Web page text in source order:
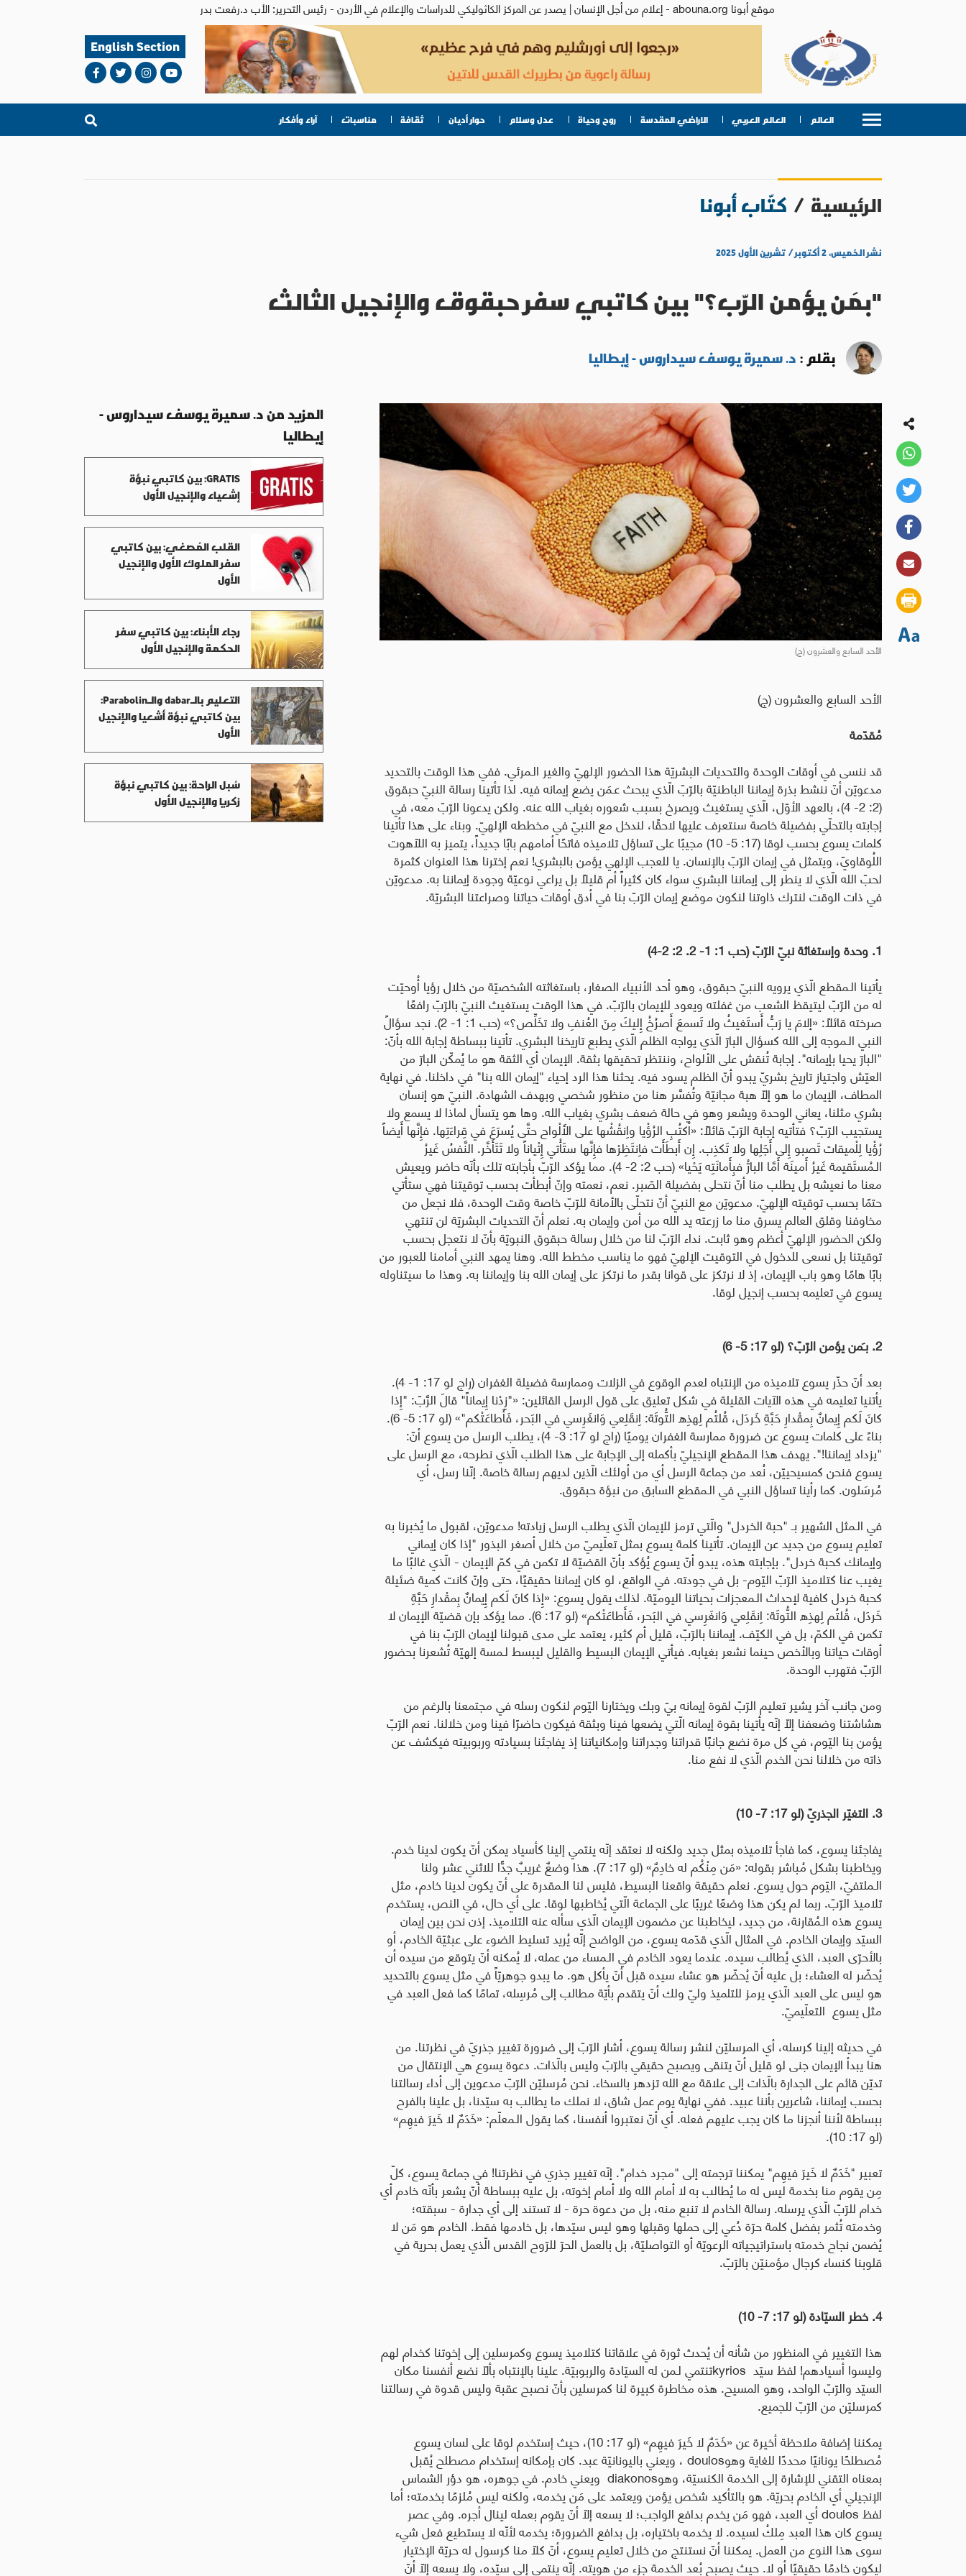
موقع أبونا abouna.org - إعلام من أجل الإنسان | يصدر عن المركز الكاثوليكي للدراسات والإعلام في الأردن - رئيس التحرير: الأب د.رفعت بدر
English Section
العالم العالم العربي الاراضي المقدسة روح وحياة عدل وسلام حوار أديان ثقافة مناسبات آراء وأفكار
الرئيسية / كتّاب أبونا
نشر الخميس، ٢ أكتوبر / تشرين الأول ٢٠٢٥
"بمَن يؤمن الرّب؟" بين كاتبي سفر حبقوق والإنجيل الثالث
بقلم :د. سميرة يوسف سيداروس - إيطاليا
الأحد السابع والعشرون (ج)
الأحد السابع والعشرون (ج)
مُقدّمة
قد ننسى في أوقات الوحدة والتحديات البشريّة هذا الحضور الإلهيّ والغير الـمرئي. ففي هذا الوقت بالتحديد
مدعويّن أنّ ننشط بذرة إيماننا الباطنيّة بالرّبّ الّذي يبحث عـمَن يضع إيمانه فيه. لذا تأتينا رسالة النبيّ حبقوق
(2: 2- 4)، بالعهد الأوّل، الّذي يستغيث ويصرخ بسبب شعوره بغياب الله عنه. ولكن يدعونا الرّبّ معه، في
إجابته بالتحلّي بفضيلة خاصة سنتعرف عليها لاحقًا، لندخل مع النبيّ في مخططه الإلهيّ. وبناء على هذا تأتينا
كلمات يسوع بحسب لوقا (17: 5- 10) مجيبًا على تساؤل تلاميذه فاتحًا أمامهم بابًا جديداً، يتميز به اللّاهوت
اللُوقاويّ، ويتمثل في إيمان الرّبّ بالإنسان. يا للعجب الإلهي يؤمن بالبشري! نعم إخترنا هذا العنوان كثمرة
لحبّ الله الّذي لا ينطر إلى إيماننا البشري سواء كان كثيراً أم قليلاً بل يراعي نوعيّة وجودة إيماننا به. مدعويّن
في ذات الوقت لنترك ذاوتنا لنكون موضع إيمان الرّبّ بنا في أدق أوقات حياتنا وصراعتنا البشريّة.
1. وحدة وإستغاثة نبيّ الرّبّ (حب 1: 1- 2. 2: 2-4)
يأتينا الـمقطع الّذي يرويه النبيّ حبقوق، وهو أحد الأنبياء الصغار، باستغاثته الشخصيّة من خلال رؤيا أُوحيّت
له من الرّبّ ليتيقظ الشعب من غفلته ويعود للإيمان بالرّبّ. في هذا الوقت يستغيث النبيّ بالرّبّ رافعًا
صرخته قائلاً: «إلامَ يا رَبُّ أَستَغيثُ ولا تَسمعَ أَصرُخُ إِليكَ مِنَ العُنفِ ولا تخَلِّص؟» (حب 1: 1- 2). نجد سؤالً
النبي الـموجه إلى الله كسؤال البارّ الّذي يواجه الظلم الّذي يطبع تاريخنا البشري. تأتينا ببساطة إجابة الله بأنّ:
"البارّ يحيا بإيمانه". إجابة تُنقش على الألواح، وننتظر تحقيقها بثقة. الإيمان أي الثقة هو ما يُمكّن البارّ من
العيّش واجتياز تاريخ بشريّ يبدو أنّ الظلم يسود فيه. يحثنا هذا الرد إحياء "إيمان الله بنا" في داخلنا. في نهاية
المطاف، الإيمان ما هو إلّا هبة مجانيّة وتُفسَّر هنا من منظور شخصي وبهدف الشهادة. النبيّ هو إنسان
بشري مثلنا، يعاني الوحدة ويشعر وهو في حالة ضعف بشري بغياب الله. وها هو يتسأل لماذا لا يسمع ولا
يستجيب الرّبّ؟ فتأتيه إجابة الرّبّ قائلاً: «اُكتُبِ الرُؤْيا واِنقُشْها على الأَلْواح حتَّى يُسرَعَ في قِراءَتِها. فإِنَّها أَيضاً
رُؤْيا لِلْميقات تَصبو إِلى أَجَلِها ولا تَكذِب. إِن أَبطَأَت فاِنتَظِرْها فإِنَّها ستَأْتي إِتْياناً ولا تَتَأَخَّر. النَّفسُ غَيرُ
الـمُستَقيمة غَيرُ أَمينَة أَمَّا البارُّ فبِأَمانَتِه يَحْيا» (حب 2: 2- 4). مما يؤكد الرّبّ بأجابته تلك بأنّه حاضر ويعيش
معنا ما نعيشه بل يطلب منا أنّ نتحلى بفضيلة الصّبر. نعم، نعمته وإنّ أبطأت بحسب توقيتنا فهي ستأتي
حتمًا بحسب توقيته الإلهيّ. مدعويّن مع النبيّ أنّ نتحلّى بالأمانة للرّبّ خاصة وقت الوحدة، فلا نجعل من
مخاوفنا وقلق العالم يسرق منا ما زرعته يد الله من أمن وإيمان به. نعلم أنّ التحديات البشريّة لن تنتهي
ولكن الحضور الإلهيّ أعظم وهو ثابت. نداء الرّبّ لنا من خلال رسالة حبقوق النبويّة بأنّ لا نتعجل بحسب
توقيتنا بل نسعى للدخول في التوقيت الإلهيّ فهو ما يناسب مخطط الله. وهنا يمهد النبي أمامنا للعبور من
بابًا هامًا وهو باب الإيمان، إذ لا نرتكز على قوانا بقدر ما نرتكز على إيمان الله بنا وإيماننا به. وهذا ما سيتناوله
يسوع في تعليمه بحسب إنجيل لوقا.
2. بـَمن يؤمن الرّبّ؟ (لو 17: 5- 6)
بعد أنّ حذّر يسوع تلاميذه من الإنتباه لعدم الوقوع في الزلات وممارسة فضيلة الغفران (راج لو 17: 1- 4).
يأتنيا تعليمه في هذه الآيات القليلة في شكل تعليق على قول الرسل القائلين: «"زِدْنا إِيماناً" قالَ الرَّبّ: "إِذا
كانَ لَكم إِيمانٌ بِمقْدارِ حَبَّةِ خَردَل، قُلتُم لِهذِه التُّوتَة: اِنقَلِعي وَانغَرِسي في البَحر، فَأَطاعَتْكم"» (لو 17: 5- 6).
بناءً على كلمات يسوع عن ضرورة ممارسة الغفران يوميًا (راج لو 17: 3- 4)، يطلب الرسل من يسوع أنّ:
"يزداد إيماننا!". يهدف هذا الـمقطع الإنجيليّ بأكمله إلى الإجابة على هذا الطلب الّذي نطرحه، مع الرسل على
يسوع فنحن كمسيحييّن، نُعد من جماعة الرسل أي من أولئك الّذين لديهم رسالة خاصة. إنّنا رسل، أي
مُرسَلون. كما رأينا تساؤل النبي في الـمقطع السابق من نبؤة حبقوق.
في الـمثل الشهير بـ "حبة الخردل" والّتي ترمز للإيمان الّذي يطلب الرسل زيادته! مدعويّن، لقبول ما يُخبرنا به
تعليم يسوع من جديد عن الإيمان. تأتينا كلمة يسوع بمثل تعلّيميّ من خلال أصغر البذور "إذا كان إيماني
وإيمانك كحبة خردل". بإجابته هذه، يبدو أنّ يسوع يُؤكد بأنّ القضيّة لا تكمن في كمّ الإيمان - الّذي غالبًا ما
يغيب عنا كتلاميذ الرّبّ اليّوم- بل في جودته. في الواقع، لو كان إيماننا حقيقيًا، حتى وإنّ كانت كمية ضئيلة
كحبة خردل كافية لإحداث الـمعجزات بحياتنا اليوميّة. لذلك يقول يسوع: «إِذا كانَ لَكم إِيمانٌ بِمقْدارِ حَبَّةِ
خَردَل، قُلتُم لِهذِه التُّوتَة: اِنقَلِعي وَانغَرِسي في البَحر، فَأَطاعَتْكم» (لو 17: 6). مما يؤكد بإن قضيّة الإيمان لا
تكمن في الكمّ، بل في الكيّف. إيماننا بالرّبّ، قليل أم كثير، يعتمد على مدى قبولنا لإيمان الرّبّ بنا في
أوقات حياتنا وبالأخص حينما نشعر بغيابه. فيأتي الإيمان البسيط والقليل ليبسط لـمسة إلهيّة تُشعرنا بحضور
الرّبّ فتهرب الوحدة.
ومن جانب آخر يشير تعليم الرّبّ لقوة إيمانه بيّ وبك ويختارنا اليّوم لنكون رسله في مجتمعنا بالرغم من
هشاشتنا وضعفنا إلّا إنّه يأتينا بقوة إيمانه الّتي يضعها فينا وبثقة فيكون حاضرًا فينا ومن خلالنا. نعم الرّبّ
يؤمن بنا اليّوم، في كل مرة نضع جانبًا قدراتنا وجدراتنا وإمكانياتنا إذ يفاجئنا بسيادته وربوبيته فيكشف عن
ذاته من خلالنا نحن الخدم الّذي لا نفع منا.
3. التغيّر الجذريّ (لو 17: 7- 10)
يفاجئنا يسوع، كما فاجأ تلاميذه بمثل جديد ولكنه لا نعتقد إنّه ينتمي إلينا كأسياد يمكن أنّ يكون لدينا خدم.
ويخاطبنا بشكل مُباشر بقوله: «مَن مِنْكُم له خادِمٌ» (لو 17: 7). هذا وضعٌ غريبٌ جدًّا للاثني عشر ولنا
الـملتفيّ، اليّوم حول يسوع. نعلم حقيقة واقعنا البسيط، فليس لنا الـمقدرة على أنّ يكون لدينا خادم، مثل
تلاميذ الرّبّ. ربما لم يكن هذا وضعًا غريبًا على الجماعة الّتي يُخاطبها لوقا. على أي حال، في النص، يستخدم
يسوع هذه الـمُقارنة، من جديد، ليخاطبنا عن مضمون الإيمان الّذي سأله عنه التلاميذ. إذن نحن بين إيمان
السيّد وإيمان الخادم. في المثال الّذي قدّمه يسوع، من الواضح إنّه يُريد تسليط الضوء على عبثيّة الخادم، أو
بالأحرّى العبد، الذي يُطالب سيده. عندما يعود الخادم في الـمساء من عمله، لا يُمكنه أنّ يتوقع من سيده أن
يُحضّر له العشاء؛ بل عليه أنّ يُحضّر هو عشاء سيده قبل أنّ يأكل هو. ما يبدو جوهريّاً في مثل يسوع بالتحديد
هو ليس على العبد الّذي يرمز للتلميذ وليّ ولك أنّ يتقدم بأيّة مطالب إلى مُرسِله، تمامًا كما فعل العبد في
مثل يسوع التعلّيميّ.
في حديثه إلينا كرسله، أي المرسليّن لنشر رسالة يسوع، أشار الرّبّ إلى ضرورة تغيير جذريّ في نظرتنا. من
هنا يبدأ الإيمان جنى لو قليل أنّ يتنقى ويصبح حقيقي بالرّبّ وليس بالّذات. دعوة يسوع هي الإنتقال من
تديّن قائم على الجدارة بالّذات إلى علاقة مع الله تزدهر بالسخاء. نحن مُرسليّن الرّبّ مدعوين إلى أداء رسالتنا
بحسب إيماننا، شاعرين بأننا عبيد. ففي نهاية يوم عمل شاق، لا نملك ما يطالب به سيّدنا، بل علينا بالفرح
ببساطة لأننا أنجزنا ما كان يجب عليهم فعله. أي أنّ نعتبروا أنفسنا، كما يقول الـمعلّم: «خَدَمٌ لا خَيرَ فيهِم»
(لو 17: 10).
تعبير "خَدَمٌ لا خَيرَ فيهِم" يمكننا ترجمته إلى "مجرد خدام". إنّه تغيير جذري في نظرتنا! في جماعة يسوع، كلّ
مِن يقوم منا بخدمة ليس له ما يُطالب به لا أمام الله ولا أمام إخوته، بل عليه ببساطة أنّ يشعر بأنّه خادم أي
خدام للرّبّ الّذي يرسله. رسالة الخادم لا تنبع منه، بل من دعوة حرة - لا تستند إلى أي جدارة - سبقته؛
وخدمته تُثمر بفضل كلمة حرّة دُعي إلى حملها وقبلها وهو ليس سيّدها، بل خادمها فقط. الخادم هو مَن لا
يُضمن نجاح خدمته باستراتيجياته الرعويّة أو التواصليّة، بل بالعمل الحرّ للرّوح القدس الّذي يعمل بحرية في
قلوبنا كنساء كرجال مؤمنيّن بالرّبّ.
4. خطر السيّادة (لو 17: 7- 10)
هذا التغيير في المنظور من شأنه أن يُحدث ثورة في علاقاتنا كتلاميذ يسوع وكمرسلين إلى إخوتنا كخدام لهم
وليسوا أسيادهم! لفظ سيّد تنتمي لـمن له السيّادة والربوبيّة. علينا بالإنتباه بألّا نضع أنفسنا مكان
السيّد والرّبّ الواحد، وهو المسيح. هذه مخاطرة كبيرة لنا كمرسلين بأنّ نصبح عقبة وليس قدوة في رسالتنا
كمرسليّن من الرّبّ للجميع.
يمكننا إضافة ملاحظة أخيرة عن «خَدَمٌ لا خَيرَ فيهِم» (لو 17: 10)، حيث إستخدم لوقا على لسان يسوع
مُصطلحًا يونانيًا محددًا للغاية وهوdoulos ، ويعني باليونانيّة عبد. كان بإمكانه إستخدام مصطلح يُقبل
بمعناه التقني للإشارة إلى الخدمة الكنسيّة، وهوdiakonos ويعني خادم. في جوهره، هو دؤر الشماس
الإنجيلي أي الخادم بحريّة. هو بالتأكيد شخص يؤمن ويعتمد على مَن يخدمه، ولكنه ليس مُلزمًا بخدمته؛ أما
لفظ أي العبد، فهو مَن يخدم بدافع الواجب؛ لا يسعه إلّا أنّ يقوم بعمله لينال أجره. وفي عصر
يسوع كان هذا العبد مِلكُ لسيده. لا يخدمه باختياره، بل بدافع الضرورة؛ يخدمه لأنّه لا يستطيع فعل شيء
سوى هذا النوع من العمل. يمكننا أنّ نستنتج من خلال تعليم يسوع، أنّ كلّا منا كرسول له حريّة الإختيار
ليكون خادمًا حقيقيًا أو لا. حيث يصبح بُعد الخدمة جزء من هويته. إنّه ينتمي إلى سيّده، ولا يسعه إلّا أنّ
المزيد من د. سميرة يوسف سيداروس -
إيطاليا
GRATIS: بين كاتبي نبؤة
إشعياء والإنجيل الأول
القلب المُصغي: بين كاتبي
سفر الملوك الأول والإنجيل
الأول
رجاء الأبناء: بين كاتبي سفر
الحكمة والإنجيل الأول
التعليم بالـdabar والـParabolin:
بين كاتبي نبؤة أشعيا والإنجيل
الأول
سُبل الراحة: بين كاتبي نبؤة
زكريا والإنجيل الأول